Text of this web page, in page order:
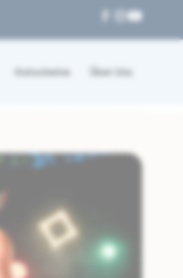
Gutscheine Über Uns